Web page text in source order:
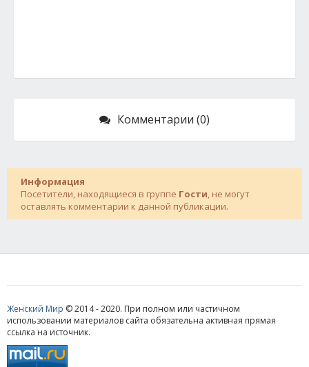
Комментарии (0)
Информация
Посетители, находящиеся в группе Гости , не могут
оставлять комментарии к данной публикации.
Женский Мир © 2014 - 2020. При полном или частичном
использовании материалов сайта обязательна активная прямая
ссылка на источник.